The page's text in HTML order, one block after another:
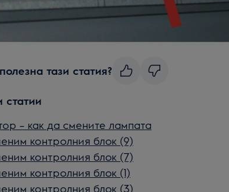
тази статия?
статии
– как да смените лампата
контролния блок (9)
контролния блок (7)
контролния блок (1)
контролния блок (3)